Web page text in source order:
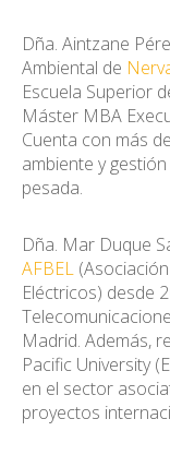
Dña. Aintzane
Ambiental de
Escuela Superior
Máster MBA
Cuenta con más
ambiente y
pesada.
Dña. Mar Duque
AFBEL
Eléctricos) desde
Madrid. Además,
Pacific University
en el sector
proyectos